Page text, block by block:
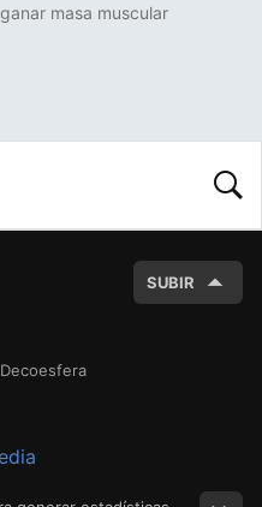
ganar masa muscular
SUBIR
Decoesfera